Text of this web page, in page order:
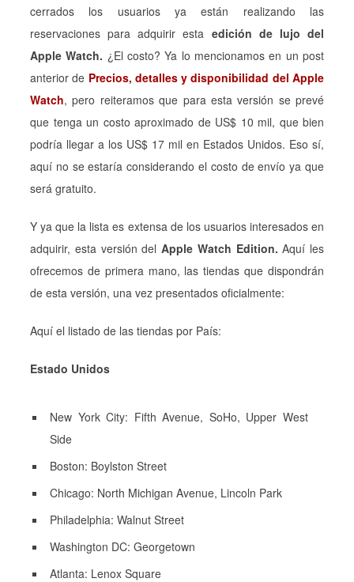
cerrados los usuarios ya están realizando las
reservaciones para adquirir esta edición de lujo del
Apple Watch. ¿El costo? Ya lo mencionamos en un post
anterior de Precios, detalles y disponibilidad del Apple
Watch, pero reiteramos que para esta versión se prevé
que tenga un costo aproximado de US$ 10 mil, que bien
podría llegar a los US$ 17 mil en Estados Unidos. Eso sí,
aquí no se estaría considerando el costo de envío ya que
será gratuito.
Y ya que la lista es extensa de los usuarios interesados en
adquirir, esta versión del Apple Watch Edition.Aquí les
ofrecemos de primera mano, las tiendas que dispondrán
de esta versión, una vez presentados oficialmente:
Aquí el listado de las tiendas por País:
Estado Unidos
New York City: Fifth Avenue, SoHo, Upper West
Side
Boston: Boylston Street
Chicago: North Michigan Avenue, Lincoln Park
Philadelphia: Walnut Street
Washington DC: Georgetown
Atlanta: Lenox Square